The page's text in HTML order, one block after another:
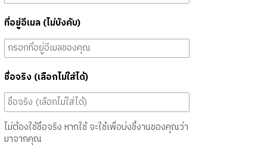
ที่อยู่อีเมล (ไม่บังคับ)
ชื่อจริง (เลือกไม่ใส่ได้)
ไม่ต้องใช้ชื่อจริง หากใช้ จะใช้เพื่อบ่งชี้งานของคุณว่า
มาจากคุณ